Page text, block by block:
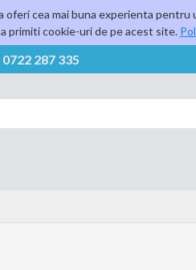
cea mai buna experienta pentru
primiti cookie-uri de pe acest site.
0722 287 335